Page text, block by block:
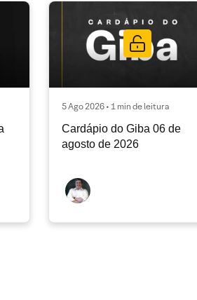
5 Ago 2026 • 1 min de leitura
Cardápio do Giba 06 de
agosto de 2026